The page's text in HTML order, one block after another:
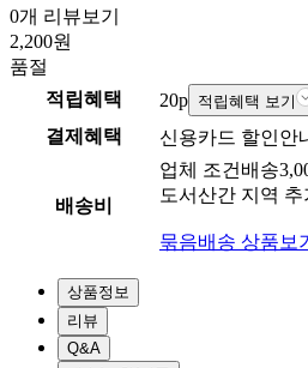
0개 리뷰보기
2,200원
품절
적립혜택
20p 적립혜택 보기
결제혜택 신용카드 할인안
배송비
업체 조건배송
도서산간 지역
묶음배송 상품보기
상품정보
리뷰
Q&A